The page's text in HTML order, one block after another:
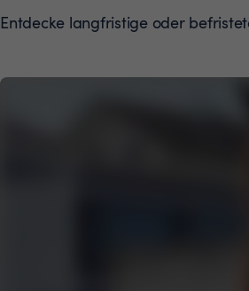
Entdecke langfristige oder